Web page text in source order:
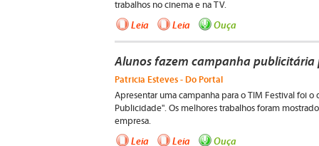
trabalhos no cinema e na TV.
Leia Leia Ouça
Alunos fazem campanha publicitária
Patricia Esteves - Do Portal
Apresentar uma campanha para o TIM Festival foi
Publicidade". Os melhores trabalhos foram
empresa.
Leia Leia Ouça